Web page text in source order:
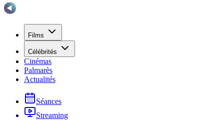
Films
Célébrités
Cinémas
Palmarès
Actualités
Séances
Streaming